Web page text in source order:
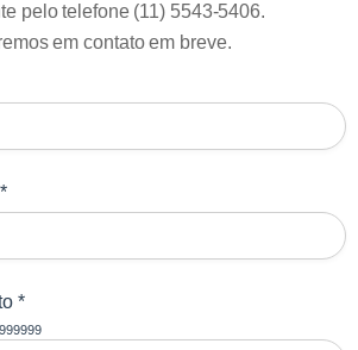
pelo telefone (11) 5543-5406.
em contato em breve.
*